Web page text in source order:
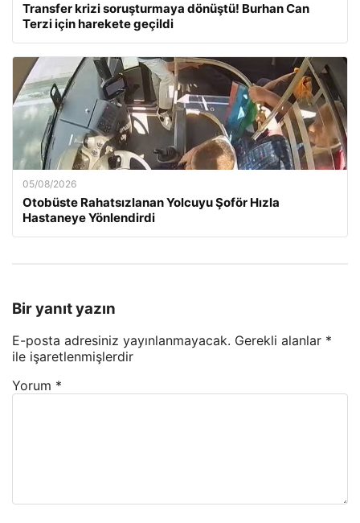
Transfer krizi soruşturmaya dönüştü! Burhan Can
Terzi için harekete geçildi
05/08/2026
Otobüste Rahatsızlanan Yolcuyu Şoför Hızla
Hastaneye Yönlendirdi
Bir yanıt yazın
E-posta adresiniz yayınlanmayacak. Gerekli alanlar *
ile işaretlenmişlerdir
Yorum *